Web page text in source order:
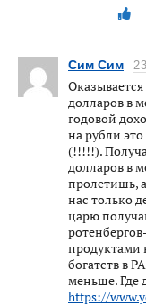
Сим Сим
долларов в
годовой
на рубли
(!!!!!).
долларов в
пролетишь,
нас только
царю
продуктами
богатств в
меньше. Где
https://